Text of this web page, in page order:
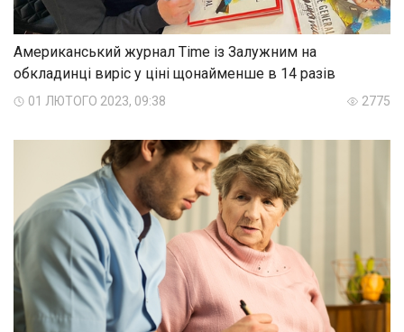
Американський журнал Time із Залужним на
обкладинці виріс у ціні щонайменше в 14 разів
01 ЛЮТОГО 2023, 09:38 2775